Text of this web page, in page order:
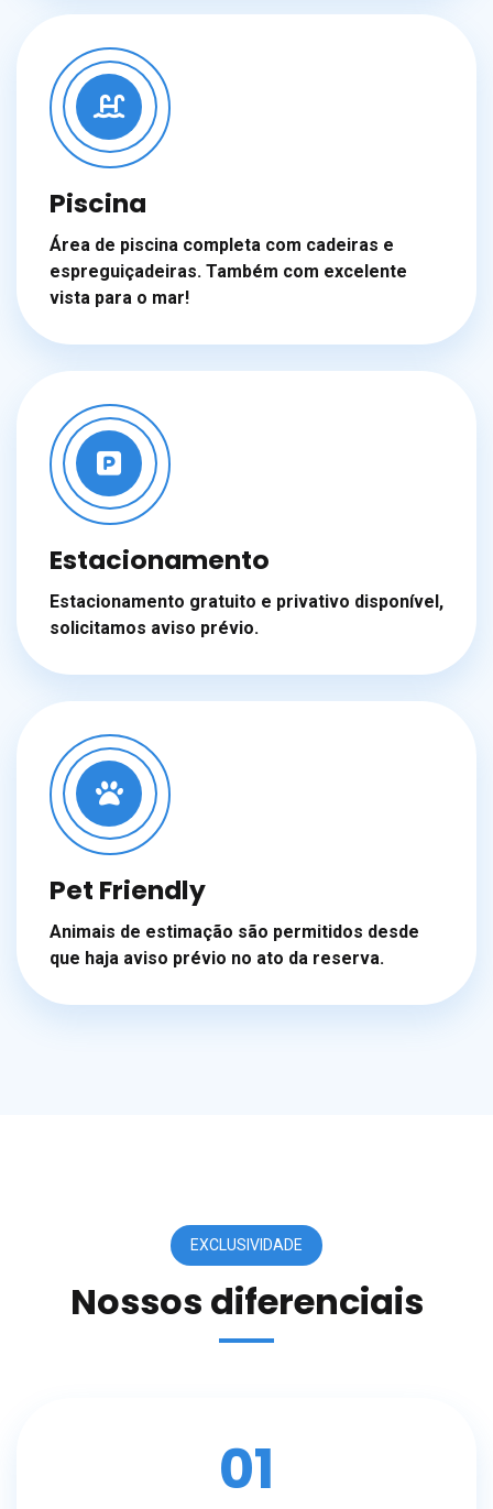
Piscina
Área de piscina completa com cadeiras e
espreguiçadeiras. Também com excelente
vista para o mar!
Estacionamento
Estacionamento gratuito e privativo disponível,
solicitamos aviso prévio.
Pet Friendly
Animais de estimação são permitidos desde
que haja aviso prévio no ato da reserva.
EXCLUSIVIDADE
Nossos diferenciais
01